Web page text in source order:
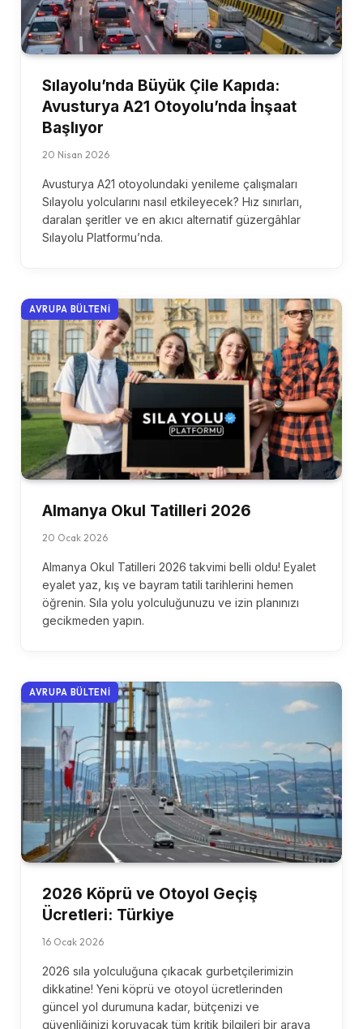
Sılayolu’nda Büyük Çile Kapıda:
Avusturya A21 Otoyolu’nda İnşaat
Başlıyor
20 Nisan 2026
Avusturya A21 otoyolundaki yenileme çalışmaları
Sılayolu yolcularını nasıl etkileyecek? Hız sınırları,
daralan şeritler ve en akıcı alternatif güzergâhlar
Sılayolu Platformu’nda.
AVRUPA BÜLTENI
Almanya Okul Tatilleri 2026
20 Ocak 2026
Almanya Okul Tatilleri 2026 takvimi belli oldu! Eyalet
eyalet yaz, kış ve bayram tatili tarihlerini hemen
öğrenin. Sıla yolu yolculuğunuzu ve izin planınızı
gecikmeden yapın.
AVRUPA BÜLTENI
2026 Köprü ve Otoyol Geçiş
Ücretleri: Türkiye
16 Ocak 2026
2026 sıla yolculuğuna çıkacak gurbetçilerimizin
dikkatine! Yeni köprü ve otoyol ücretlerinden
güncel yol durumuna kadar, bütçenizi ve
güvenliğinizi koruyacak tüm kritik bilgileri bir araya